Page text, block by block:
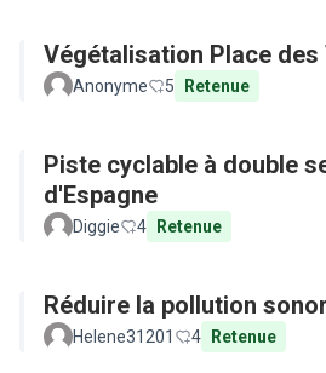
Végétalisation Place des
Anonyme 5 Retenue
Piste cyclable à double
d'Espagne
Diggie 4 Retenue
Réduire la pollution
Helene31201 4 Retenue